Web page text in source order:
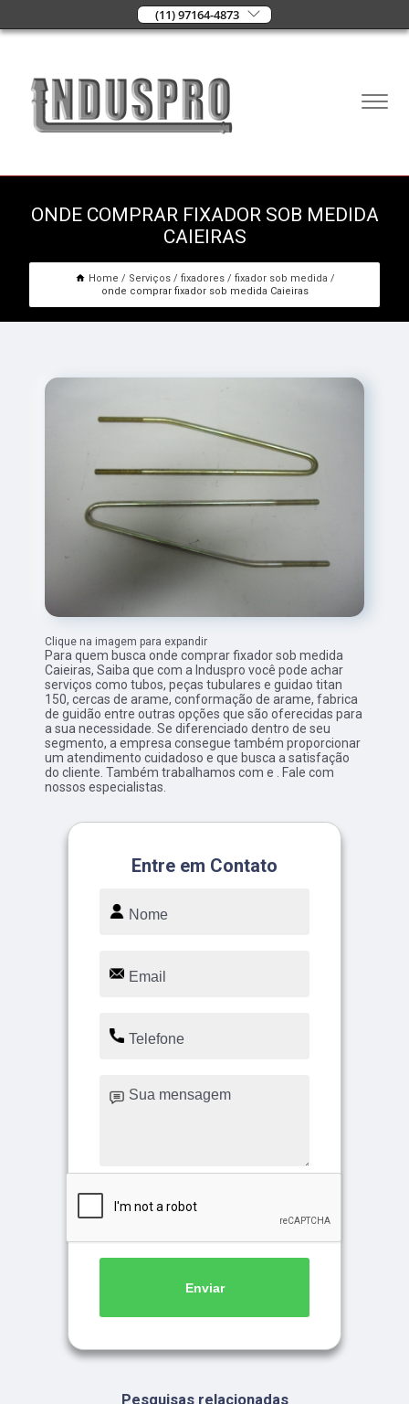
(11) 97164-4873
ONDE COMPRAR FIXADOR SOB MEDIDA
CAIEIRAS
Home Serviços fixadores
fixador sob medida
onde comprar fixador sob medida Caieiras
Clique na imagem para expandir
Para quem busca onde comprar fixador sob medida
Caieiras, Saiba que com a Induspro você pode achar
serviços como tubos, peças tubulares e guidao titan
150, cercas de arame, conformação de arame, fabrica
de guidão entre outras opções que são oferecidas para
a sua necessidade. Se diferenciado dentro de seu
segmento, a empresa consegue também proporcionar
um atendimento cuidadoso e que busca a satisfação
do cliente. Também trabalhamos com e . Fale com
nossos especialistas.
Entre em Contato
Enviar
Pesquisas relacionadas